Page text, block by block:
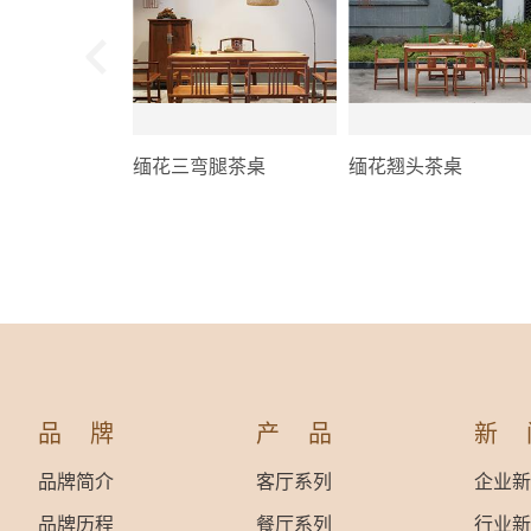
缅花三弯腿茶桌 缅花翘头茶桌
品牌
品牌简介
品牌历程
产品
客厅系列
餐厅系列
新
企业
行业